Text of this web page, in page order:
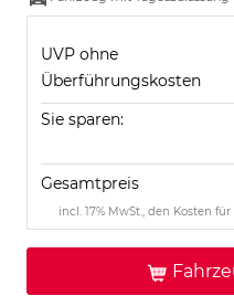
UVP ohne
Überführungskosten
Sie sparen:
Gesamtpreis
incl. 17% MwSt., den Kosten